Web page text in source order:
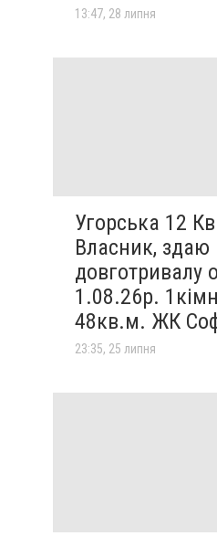
13:47, 28 липня
Угорська 12
Власник, здаю
довготривалу
1.08.26р.
48кв.м. ЖК
23:35, 25 липня